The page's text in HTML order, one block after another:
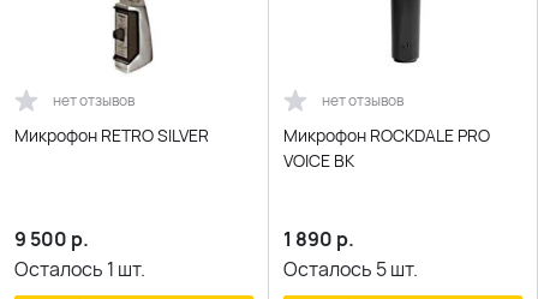
нет отзывов
Микрофон RETRO SILVER
9 500 р.
Осталось 1 шт.
нет отзывов
Микрофон ROCKDALE PRO
VOICE BK
1 890 р.
Осталось 5шт.